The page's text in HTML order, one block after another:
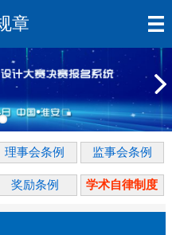
章
理事会条例 监事会条例
奖励条例 学术自律制度